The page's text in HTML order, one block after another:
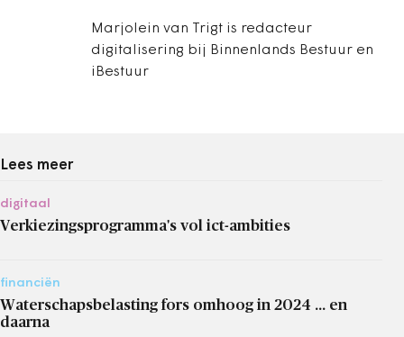
Marjolein van Trigt is redacteur
digitalisering bij Binnenlands Bestuur en
iBestuur
Lees meer
digitaal
Verkiezingsprogramma's vol ict-ambities
financiën
Waterschapsbelasting fors omhoog in 2024 ... en
daarna